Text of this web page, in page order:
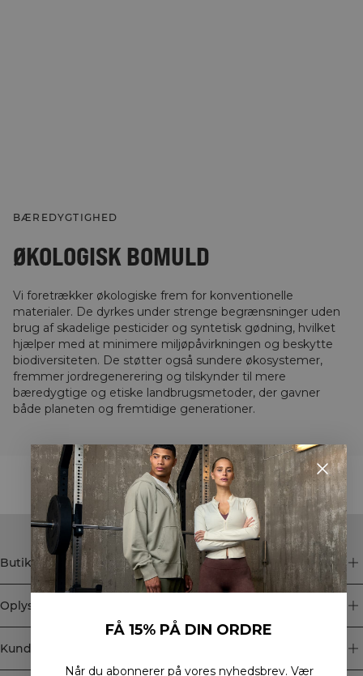
BÆREDYGTIGHED
ØKOLOGISK BOMULD
Vi foretrækker økologiske frem for konventionelle
materialer. De dyrkes under strenge begrænsninger uden
brug af skadelige pesticider og syntetisk gødning, hvilket
hjælper med at minimere miljøpåvirkningen og beskytte
biodiversiteten. De støtter også sundere økosystemer,
fremmer jordregenerering og tilskynder til mere
bæredygtige og etiske landbrugsmetoder, der gavner
både planeten og fremtidige generationer.
STYLE WITH
Butik
Oplysninger
Kundeservice
FÅ 15% PÅ DIN ORDRE
Når du abonnerer på vores nyhedsbrev. Vær